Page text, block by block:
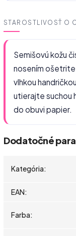
STAROSTLIVOSŤ O
Semišovú kožu
nosením
vlhkou
utierajte suchou
do obuvi papier.
Dodatočné
Kategória:
EAN:
Farba: